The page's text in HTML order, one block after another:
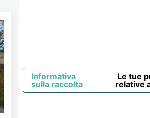
Informativa
sulla raccolta
Le tue
relative